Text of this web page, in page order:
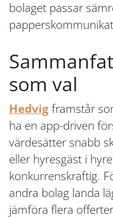
bolaget passar
som val
Hedvigframstår
ha en app-driven
värdesätter snabb
eller hyresgäst i
konkurrenskraftig.
andra bolag landa
jämföra flera